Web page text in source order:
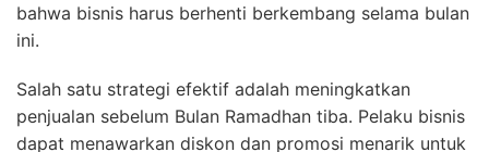
bahwa bisnis harus berhenti berkembang selama bulan
ini.
Salah satu strategi efektif adalah meningkatkan
penjualan sebelum Bulan Ramadhan tiba. Pelaku bisnis
dapat menawarkan diskon dan promosi menarik untuk